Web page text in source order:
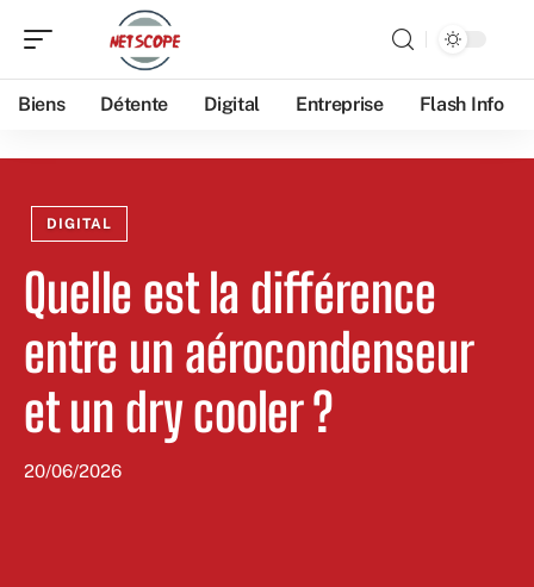
Biens Détente Digital Entreprise Flash Info
DIGITAL
Quelle est la différence
entre un aérocondenseur
et un dry cooler ?
20/06/2026